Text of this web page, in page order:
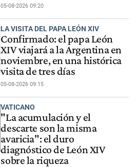
05-08-2026 09:20
LA VISITA DEL PAPA LEÓN XIV
Confirmado: el papa León
XIV viajará a la Argentina en
noviembre, en una histórica
visita de tres días
05-08-2026 09:15
VATICANO
"La acumulación y el
descarte son la misma
avaricia": el duro
diagnóstico de León XIV
sobre la riqueza